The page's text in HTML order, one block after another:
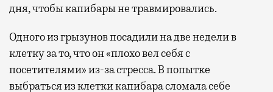
дня, чтобы капибары не травмировались.
Одного из грызунов посадили на две недели в
клетку за то, что он «плохо вел себя с
посетителями» из-за стресса. В попытке
выбраться из клетки капибара сломала себе